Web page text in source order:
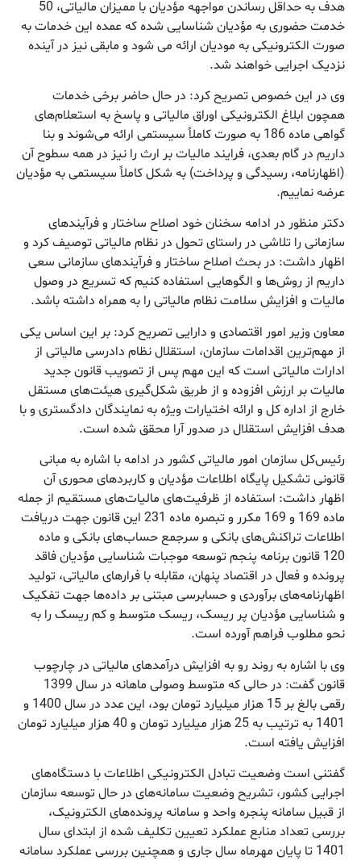
هدف به حداقل رساندن مواجهه مؤدیان با ممیزان مالیاتی، 50
خدمت حضوری به مؤدیان شناسایی شده که عمده این خدمات به
صورت الکترونیکی به مودیان ارائه می شود و مابقی نیز در آینده
نزدیک اجرایی خواهند شد.
وی در این خصوص تصریح کرد: در حال حاضر برخی خدمات
همچون ابلاغ الکترونیکی اوراق مالیاتی و پاسخ به استعلام‌های
گواهی ماده 186 به صورت کاملاً سیستمی ارائه می‌شوند و بنا
داریم در گام بعدی، فرایند مالیات بر ارث را نیز در همه سطوح آن
(اظهارنامه، رسیدگی و پرداخت) به شکل کاملاً سیستمی به مؤدیان
عرضه نماییم.
دکتر منظور در ادامه سخنان خود اصلاح ساختار و فرآیندهای
سازمانی را تلاشی در راستای تحول در نظام مالیاتی توصیف کرد و
اظهار داشت: در بحث اصلاح ساختار و فرآیندهای سازمانی سعی
داریم از روش‌ها و الگوهایی استفاده کنیم که تسریع در وصول
مالیات و افزایش سلامت نظام مالیاتی را به همراه داشته باشد.
معاون وزیر امور اقتصادی و دارایی تصریح کرد: بر این اساس یکی
از مهم‌ترین اقدامات سازمان، استقلال نظام دادرسی مالیاتی از
ادارات مالیاتی است که این مهم پس از تصویب قانون جدید
مالیات بر ارزش افزوده و از طریق شکل‌گیری هیئت‌های مستقل
خارج از اداره کل و ارائه اختیارات ویژه به نمایندگان دادگستری و با
هدف افزایش استقلال در صدور آرا محقق شده است.
رئیس‌کل سازمان امور مالیاتی کشور در ادامه با اشاره به مبانی
قانونی تشکیل پایگاه اطلاعات مؤدیان و کاربردهای محوری آن
اظهار داشت: استفاده از ظرفیت‌های مالیات‌های مستقیم از جمله
ماده 169 و 169 مکرر و تبصره ماده 231 این قانون جهت دریافت
اطلاعات تراکنش‌های بانکی و سرجمع حساب‌های بانکی و ماده
120 قانون برنامه پنجم توسعه موجبات شناسایی مؤدیان فاقد
پرونده و فعال در اقتصاد پنهان، مقابله با فرارهای مالیاتی، تولید
اظهارنامه‌های برآوردی و حسابرسی مبتنی بر داده‌ها جهت تفکیک
و شناسایی مؤدیان پر ریسک، ریسک متوسط و کم ریسک را به
نحو مطلوب فراهم آورده است.
وی با اشاره به روند رو به افزایش درآمدهای مالیاتی در چارچوب
قانون گفت: در حالی که متوسط وصولی ماهانه در سال 1399
رقمی بالغ بر 15 هزار میلیارد تومان بود، این عدد در سال 1400 و
1401 به ترتیب به 25 هزار میلیارد تومان و 40 هزار میلیارد تومان
افزایش یافته است.
گفتنی است وضعیت تبادل الکترونیکی اطلاعات با دستگاه‌های
اجرایی کشور، تشریح وضعیت سامانه‌های در حال توسعه سازمان
از قبیل سامانه پنجره واحد و سامانه پرونده‌های الکترونیک،
بررسی تعداد منابع عملکرد تعیین تکلیف شده از ابتدای سال
1401 تا پایان مهرماه سال جاری و همچنین بررسی عملکرد سامانه